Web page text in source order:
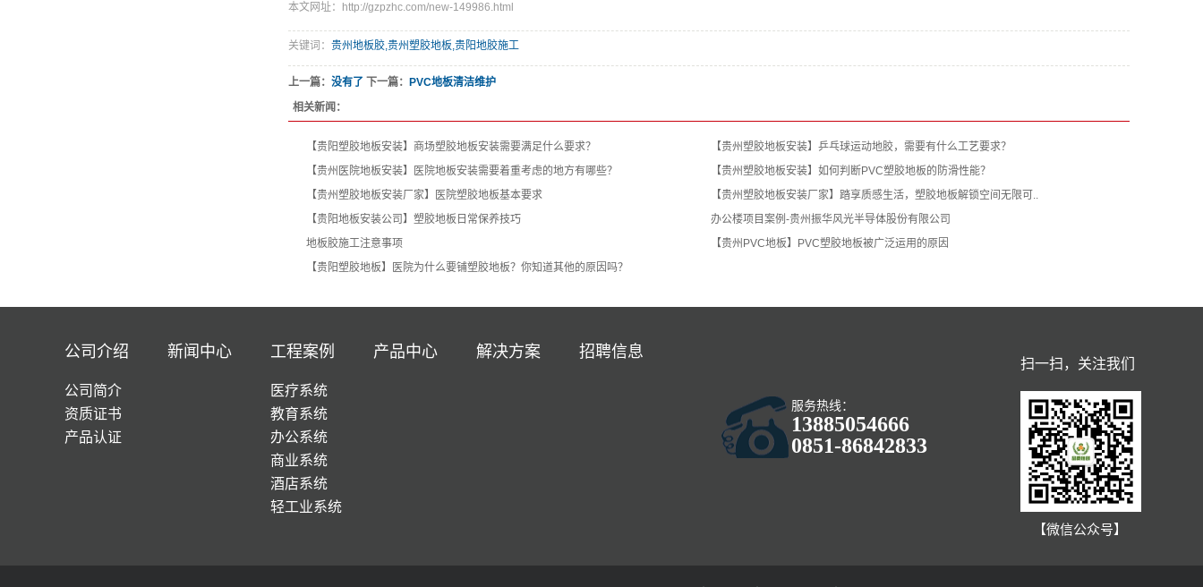
本文网址：http://gzpzhc.com/new-149986.html
关键词： 贵州地板胶,贵州塑胶地板,贵阳地胶施工
上一篇： 没有了 下一篇：
PVC地板清洁维护
相关新闻：
【贵阳塑胶地板安装】商场塑胶地板安装需要满足什么要求？
【贵州塑胶地板安装】乒乓球运动地胶，需要有什么工艺要求？
【贵州医院地板安装】医院地板安装需要着重考虑的地方有哪些？
【贵州塑胶地板安装】如何判断PVC塑胶地板的防滑性能？
【贵州塑胶地板安装厂家】医院塑胶地板基本要求
【贵州塑胶地板安装厂家】踏享质感生活，塑胶地板解锁空间无限可..
【贵阳地板安装公司】塑胶地板日常保养技巧
办公楼项目案例-贵州振华风光半导体股份有限公司
地板胶施工注意事项
【贵州PVC地板】PVC塑胶地板被广泛运用的原因
【贵阳塑胶地板】医院为什么要铺塑胶地板？你知道其他的原因吗？
公司介绍
公司简介
资质证书
产品认证
新闻中心 工程案例
医疗系统
教育系统
办公系统
商业系统
酒店系统
轻工业系统
产品中心 解决方案 招聘信息
服务热线：
13885054666
0851-86842833
扫一扫，关注我们
【微信公众号】